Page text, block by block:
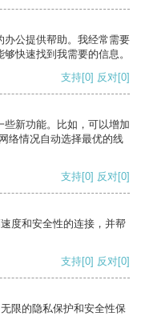
办公提供帮助。我经常需要
快速找到我需要的信息。
支持[0] 反对[0]
新功能。比如，可以增加
络情况自动选择最优的线
支持[0] 反对[0]
度和安全性的连接，并帮
支持[0] 反对[0]
限的隐私保护和安全性保